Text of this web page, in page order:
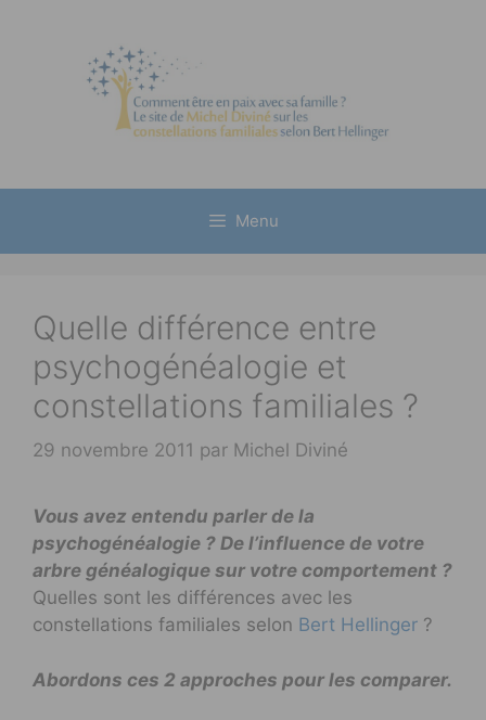
Menu
Quelle différence entre
psychogénéalogie et
constellations familiales ?
29 novembre 2011 par Michel Diviné
Vous avez entendu parler de la
psychogénéalogie ? De l’influence de votre
arbre généalogique sur votre comportement ?
Quelles sont les différences avec les
constellations familiales selon Bert Hellinger ?
Abordons ces 2 approches pour les comparer.